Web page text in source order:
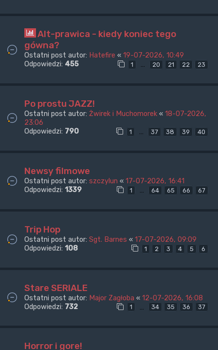
Alt-prawica - kiedy koniec tego
gówna?
Ostatni post autor: Hatefire « 19-07-2026, 10:49
Odpowiedzi: 455 1 … 20 21 22 23
Po prostu JAZZ!
Ostatni post autor: Żwirek i Muchomorek « 18-07-2026,
23:06
Odpowiedzi: 790 1 … 37 38 39 40
Newsy filmowe
Ostatni post autor: szczylun « 17-07-2026, 16:41
Odpowiedzi: 1339 1 … 64 65 66 67
Trip Hop
Ostatni post autor: Sgt. Barnes « 17-07-2026, 09:09
Odpowiedzi: 108 1 2 3 4 5 6
Stare SERIALE
Ostatni post autor: Major Zagłoba « 12-07-2026, 16:08
Odpowiedzi: 732 1 … 34 35 36 37
Horror i gore!